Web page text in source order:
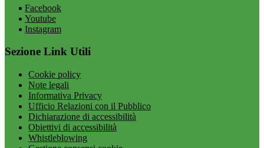
Facebook
Youtube
Instagram
Sezione Link Utili
Cookie policy
Note legali
Informativa Privacy
Ufficio Relazioni con il Pubblico
Dichiarazione di accessibilità
Obiettivi di accessibilità
Whistleblowing